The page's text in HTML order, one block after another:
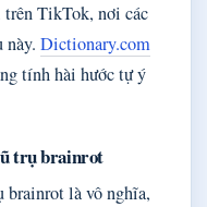
TikTok, nơi các
này. Dictionary.com
tính hài hước tự ý
trụ brainrot
brainrot là vô nghĩa,